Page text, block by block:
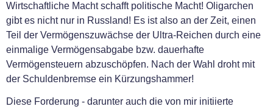
Wirtschaftliche Macht schafft politische Macht! Oligarchen
gibt es nicht nur in Russland! Es ist also an der Zeit, einen
Teil der Vermögenszuwächse der Ultra-Reichen durch eine
einmalige Vermögensabgabe bzw. dauerhafte
Vermögensteuern abzuschöpfen. Nach der Wahl droht mit
der Schuldenbremse ein Kürzungshammer!
Diese Forderung - darunter auch die von mir initiierte